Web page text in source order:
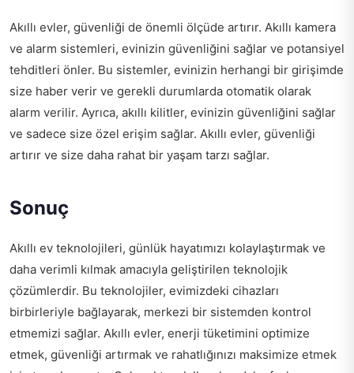
Akıllı evler, güvenliği de önemli ölçüde artırır. Akıllı kamera
ve alarm sistemleri, evinizin güvenliğini sağlar ve potansiyel
tehditleri önler. Bu sistemler, evinizin herhangi bir girişimde
size haber verir ve gerekli durumlarda otomatik olarak
alarm verilir. Ayrıca, akıllı kilitler, evinizin güvenliğini sağlar
ve sadece size özel erişim sağlar. Akıllı evler, güvenliği
artırır ve size daha rahat bir yaşam tarzı sağlar.
Sonuç
Akıllı ev teknolojileri, günlük hayatımızı kolaylaştırmak ve
daha verimli kılmak amacıyla geliştirilen teknolojik
çözümlerdir. Bu teknolojiler, evimizdeki cihazları
birbirleriyle bağlayarak, merkezi bir sistemden kontrol
etmemizi sağlar. Akıllı evler, enerji tüketimini optimize
etmek, güvenliği artırmak ve rahatlığınızı maksimize etmek